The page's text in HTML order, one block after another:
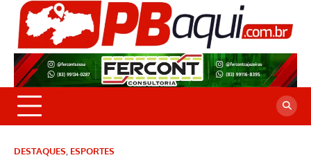
Skip
content
DESTAQUES ESPORTES